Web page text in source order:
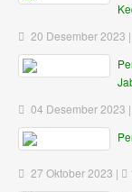
20 Desember 2023 |
04 Desember 2023 |
27 Oktober 2023 |